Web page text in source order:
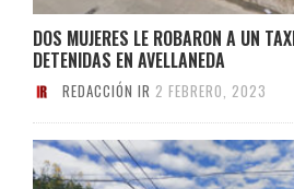
DOS MUJERES LE ROBARON A UN
DETENIDAS EN AVELLANEDA
REDACCIÓN IR 2 FEBRERO, 2023